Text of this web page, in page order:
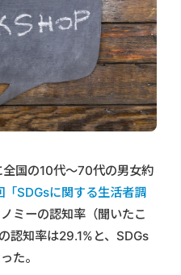
国の10代〜70代の男女約
「SDGsに関する生活者調
ミーの認知率（聞いたこ
認知率は29.1%と、SDGs
た。